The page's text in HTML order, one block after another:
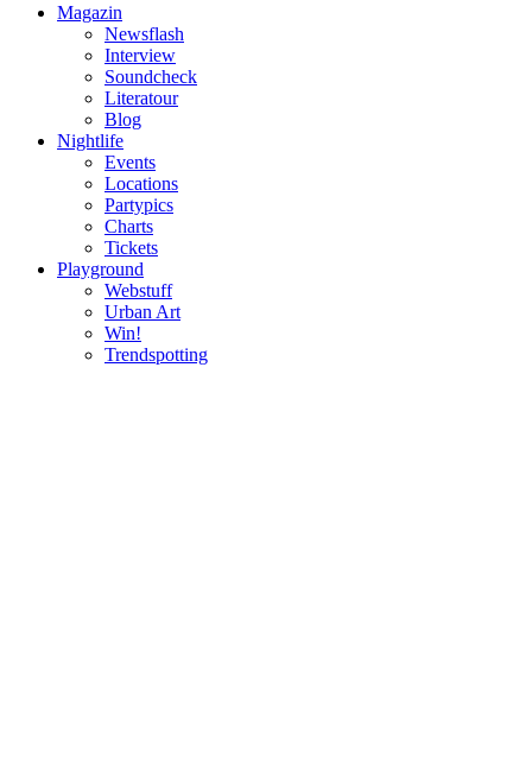
Magazin
Newsflash
Interview
Soundcheck
Literatour
Blog
Nightlife
Events
Locations
Partypics
Charts
Tickets
Playground
Webstuff
Urban Art
Win!
Trendspotting